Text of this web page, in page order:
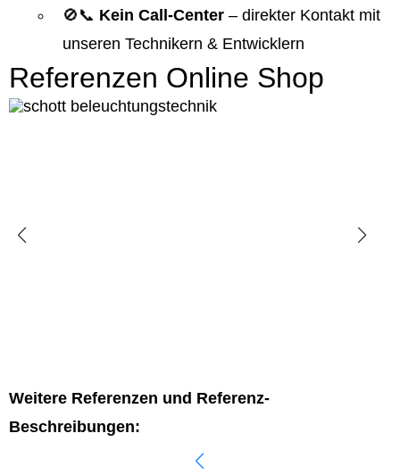
🚫📞 Kein Call-Center – direkter Kontakt mit
unseren Technikern & Entwicklern
Referenzen Online Shop
Weitere Referenzen und Referenz-
Beschreibungen: